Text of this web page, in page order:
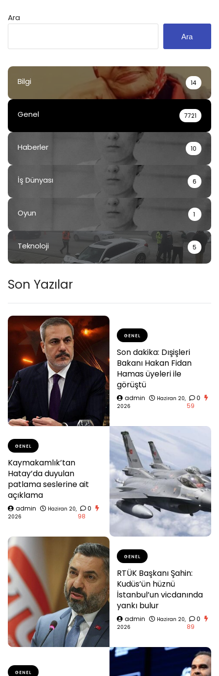
Ara
Ara
Bilgi 14
Genel 7721
Haberler 10
İş Dünyası 6
Oyun 1
Teknoloji 5
Son Yazılar
GENEL
Son dakika: Dışişleri
Bakanı Hakan Fidan
Hamas üyeleri ile
görüştü
admin
Haziran 20,
2026
0
59
GENEL
Kaymakamlık’tan
Hatay’da duyulan
patlama seslerine ait
açıklama
admin
Haziran 20,
2026
0
98
GENEL
RTÜK Başkanı Şahin:
Kudüs’ün hüznü
İstanbul’un vicdanında
yankı bulur
admin
Haziran 20,
2026
0
89
GENEL